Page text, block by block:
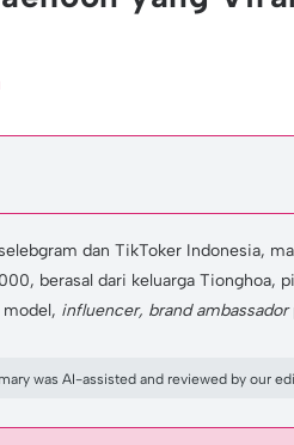
dan TikToker Indonesia,
berasal dari keluarga Tionghoa,
model, influencer, brand ambassador
was AI-assisted and reviewed by our